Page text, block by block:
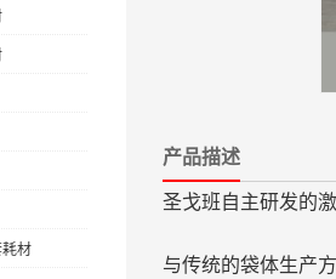
材
产品描述
圣戈班自主研发的
与传统的袋体生产